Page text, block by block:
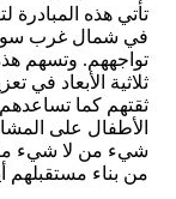
تأتي هذه المبادرة
في شمال غرب
تواجههم. وتسهم
ثلاثية الأبعاد في
ثقتهم كما
الأطفال على
شيء من لا شيء ما
من بناء مستقبلهم